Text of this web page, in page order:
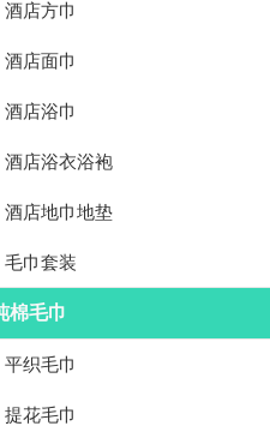
酒店方巾
酒店面巾
酒店浴巾
酒店浴衣浴袍
酒店地巾地垫
毛巾套装
棉毛巾
平织毛巾
提花毛巾